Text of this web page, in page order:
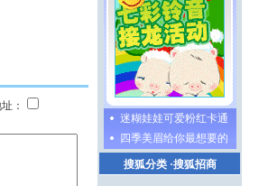
：
迷糊娃娃可爱粉红卡通
四季美眉给你最想要的
搜狐分类·搜狐招商